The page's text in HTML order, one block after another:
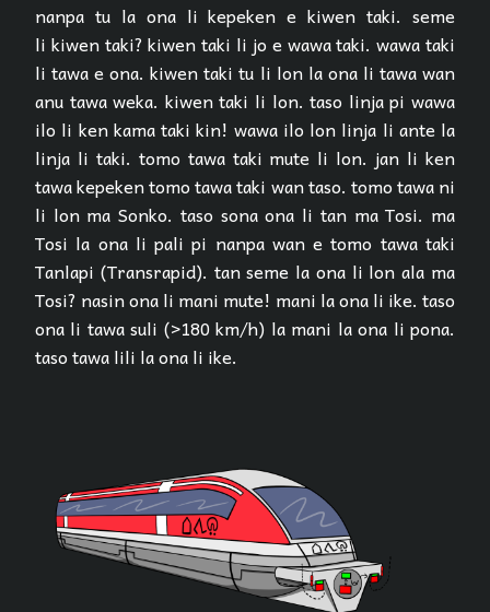
nanpa tu la ona li kepeken e kiwen taki. seme
li kiwen taki? kiwen taki li jo e wawa taki. wawa taki
li tawa e ona. kiwen taki tu li lon la ona li tawa wan
anu tawa weka. kiwen taki li lon. taso linja pi wawa
ilo li ken kama taki kin! wawa ilo lon linja li ante la
linja li taki. tomo tawa taki mute li lon. jan li ken
tawa kepeken tomo tawa taki wan taso. tomo tawa ni
li lon ma Sonko. taso sona ona li tan ma Tosi. ma
Tosi la ona li pali pi nanpa wan e tomo tawa taki
Tanlapi (Transrapid). tan seme la ona li lon ala ma
Tosi? nasin ona li mani mute! mani la ona li ike. taso
ona li tawa suli (>180 km/h) la mani la ona li pona.
taso tawa lili la ona li ike.